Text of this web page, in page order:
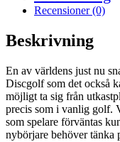
Recensioner (0)
Beskrivning
En av världens just nu
Discgolf som det också
möjligt ta sig från
precis som i vanlig golf.
som spelare förväntas
nybörjare behöver tänka